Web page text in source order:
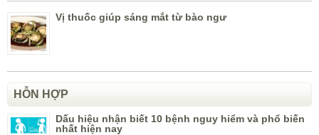
Vị thuốc giúp sáng mắt từ bào ngư
HỖN HỢP
Dấu hiệu nhận biết 10 bệnh nguy hiểm và phổ biến
nhất hiện nay